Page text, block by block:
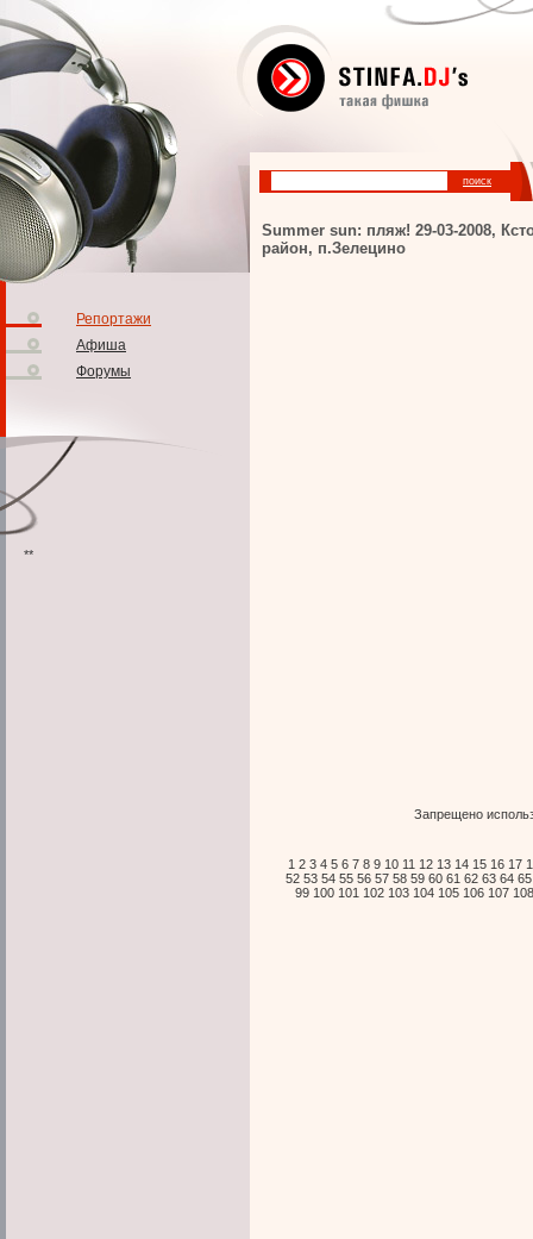
Репортажи
Афиша
Форумы
**
Summer sun: пляж! 29-03-2008,
район, п.Зелецино
Запрещено
1 2 3 4 5 6 7 8 9 10 11 12 13 14 15 16 17
52 53 54 55 56 57 58 59 60 61 62 63 64 65
99 100 101 102 103 104 105 106 107 108